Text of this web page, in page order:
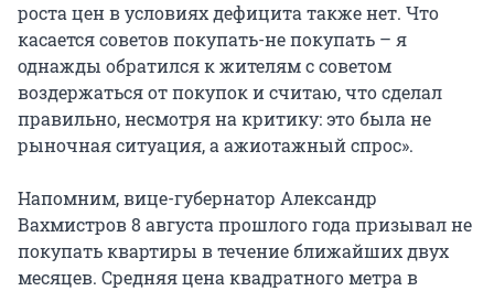
роста цен в условиях дефицита также нет. Что
касается советов покупать-не покупать – я
однажды обратился к жителям с советом
воздержаться от покупок и считаю, что сделал
правильно, несмотря на критику: это была не
рыночная ситуация, а ажиотажный спрос».
Напомним, вице-губернатор Александр
Вахмистров 8 августа прошлого года призывал не
покупать квартиры в течение ближайших двух
месяцев. Средняя цена квадратного метра в